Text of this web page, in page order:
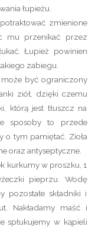
łupieżu.
zmienione
mu przenikać przez
Łupież powinien
zabiegu.
może być ograniczony
ziół, dzięki czemu
którą jest tłuszcz na
sposoby to przede
o tym pamiętać. Zioła
oraz antyseptyczne.
kurkumy w proszku, 1
pieprzu. Wodę
składniki i
Nakładamy maść i
spłukujemy w kąpieli